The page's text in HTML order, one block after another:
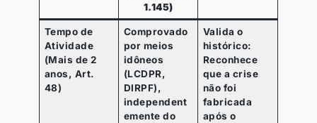
1.145)
Tempo de
Atividade
(Mais de 2
anos, Art.
48)
Comprovado
por meios
idôneos
(LCDPR,
DIRPF),
independent
emente do
Valida o
histórico:
Reconhece
que a crise
não foi
fabricada
após o